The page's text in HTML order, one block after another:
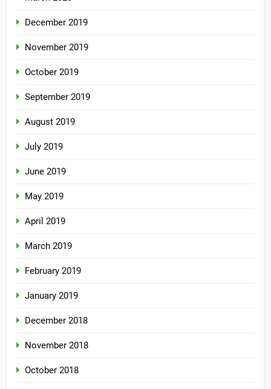
December 2019
November 2019
October 2019
September 2019
August 2019
July 2019
June 2019
May 2019
April 2019
March 2019
February 2019
January 2019
December 2018
November 2018
October 2018